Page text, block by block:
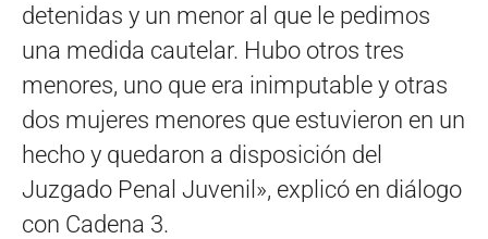
detenidas y un menor al que le pedimos
una medida cautelar. Hubo otros tres
menores, uno que era inimputable y otras
dos mujeres menores que estuvieron en un
hecho y quedaron a disposición del
Juzgado Penal Juvenil», explicó en diálogo
con Cadena 3.